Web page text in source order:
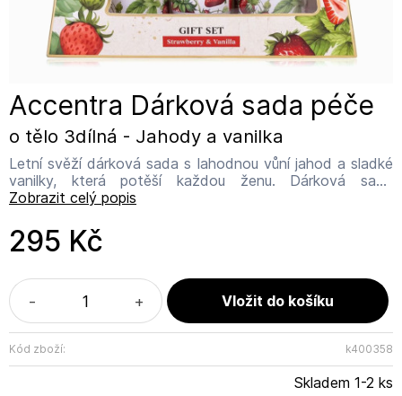
Accentra Dárková sada péče
o tělo 3dílná - Jahody a vanilka
Letní svěží dárková sada s lahodnou vůní jahod a sladké
vanilky, která potěší každou ženu. Dárková sada
obsahuje: Sprchový gel 100 ml Tělové mléko 50 ml Pěna
netestováno na zvířatech. Název výrobce: Accentra
GmbH & Co. KG Adresa výrobce: Rudolf-Diesel-Straße 7,
info@accentra.de
Zobrazit celý popis
295 Kč
- +
Kód zboží: k400358
Skladem 1-2 ks